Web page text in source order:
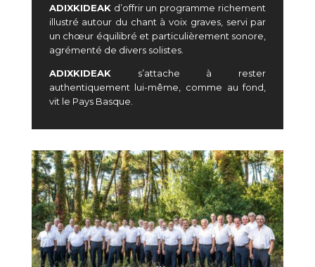
ADIXKIDEAK d’offrir un programme richement
illustré autour du chant à voix graves, servi par
un chœur équilibré et particulièrement sonore,
agrémenté de divers solistes.
ADIXKIDEAK s’attache à rester
authentiquement lui-même, comme au fond,
vit le Pays Basque.